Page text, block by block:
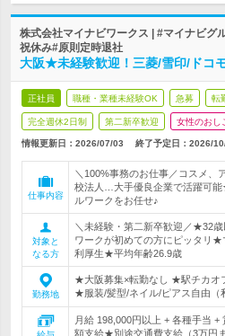
株式会社マイナビワークス | #マイナビグ
祝休み#原則定時退社
大阪★未経験歓迎！三菱/雪印/ドコ
正社員 職種・業種未経験OK 急募 転
完全週休2日制 第二新卒歓迎 女性のおし
情報更新日：2026/07/03 終了予定日： 2026/
仕事内容
＼100%事務のお仕事／コスメ、
校法人…大手優良企業で活躍可
ルワークをお任せ♪
対象と
なる方
＼未経験・第二新卒歓迎／★32
ワークが初めての方にピッタリ
利厚生★平均年齢26.9歳
勤務地
★大阪募集×転勤なし ★駅チカオ
★服装/髪型/ネイル/ピアス自由（
月給 198,000円以上 + 各種手当
額支給★別途交通費支給（3万円ま